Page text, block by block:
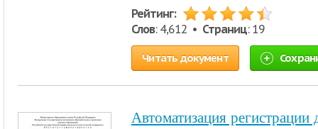
Рейтинг:
Слов: 4,612 • Страниц: 19
Читать документ
Автоматизация регистрации